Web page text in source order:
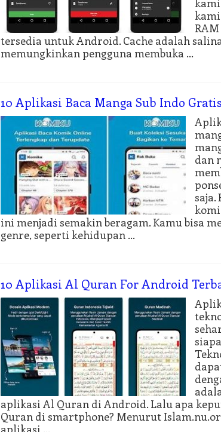
tersedia untuk Android. Cache adalah
memungkinkan pengguna membuka …
10 Aplikasi Baca Manga Sub Indo
dan
saja.
ini menjadi semakin beragam. Kamu bisa
genre, seperti kehidupan …
10 Aplikasi Al Quran For Android
aplikasi Al Quran di Android. Lalu apa
Quran di smartphone? Menurut
aplikasi …